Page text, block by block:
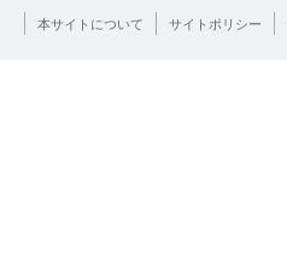
本サイトについて サイトポリシー